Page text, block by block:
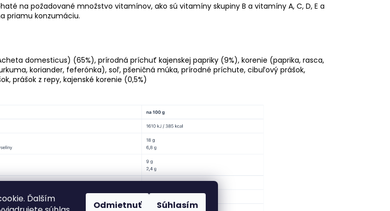
Ďalším
Odmietnuť Súhlasím
na požadované množstvo vitamínov, ako sú vitamíny skupiny B a vitamíny A, C, D, E a
priamu konzumáciu.
domesticus) (65%), prírodná príchuť kajenskej papriky (9%), korenie (paprika, rasca,
koriander, feferónka), soľ, pšeničná múka, prírodné príchute, cibuľový prášok,
prášok z repy, kajenské korenie (0,5%)